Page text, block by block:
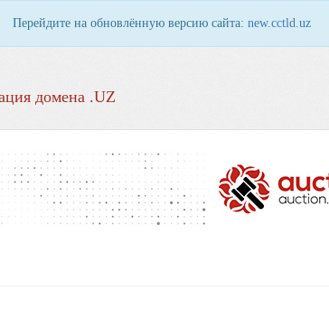
Перейдите на обновлённую версию сайта: new.cctld.uz
домена .UZ